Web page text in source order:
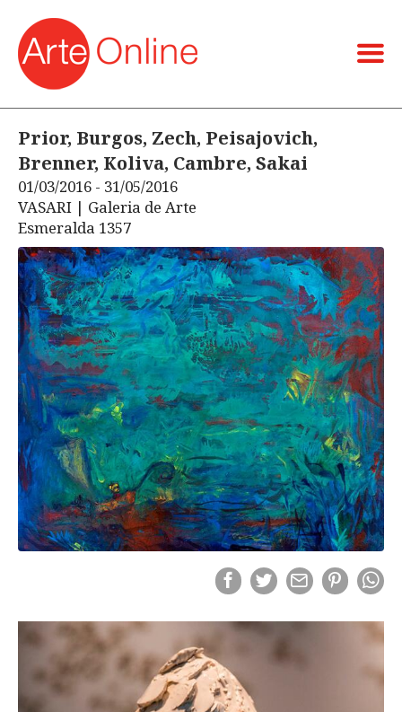
Prior, Burgos, Zech, Peisajovich,
Brenner, Koliva, Cambre, Sakai
01/03/2016 - 31/05/2016
VASARI | Galeria de Arte
Esmeralda 1357